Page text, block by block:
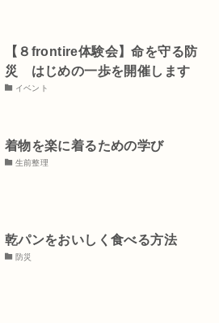
【８frontire体験会】命を守る防
災 はじめの一歩を開催します
イベント
着物を楽に着るための学び
生前整理
乾パンをおいしく食べる方法
防災